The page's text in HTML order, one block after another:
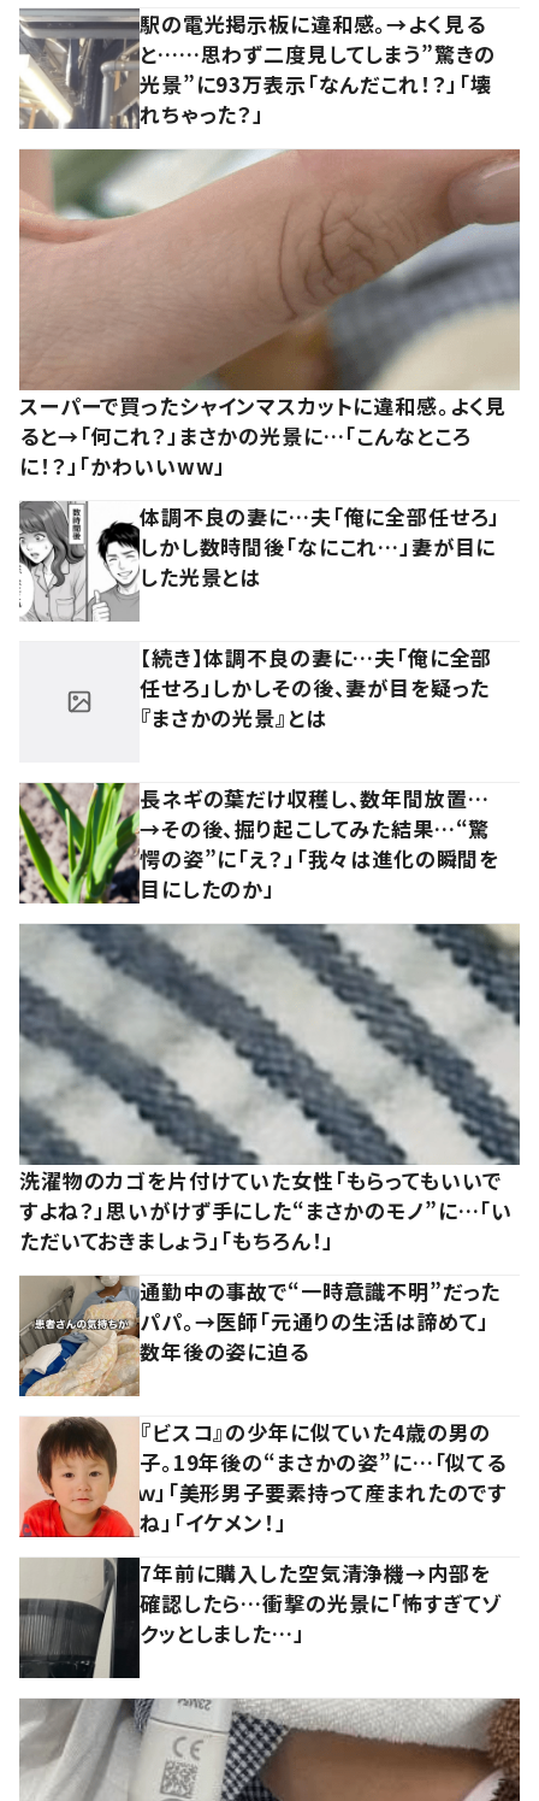
駅の電光掲示板に違和感。→よく見る
と……思わず二度見してしまう”驚きの
光景”に93万表示「なんだこれ！？」「壊
れちゃった？」
スーパーで買ったシャインマスカットに違和感。よく見
ると→「何これ？」まさかの光景に…「こんなところ
に！？」「かわいいww」
体調不良の妻に…夫「俺に全部任せろ」
しかし数時間後「なにこれ…」妻が目に
した光景とは
【続き】体調不良の妻に…夫「俺に全部
任せろ」しかしその後、妻が目を疑った
『まさかの光景』とは
長ネギの葉だけ収穫し、数年間放置…
→その後、掘り起こしてみた結果…“驚
愕の姿”に「え？」「我々は進化の瞬間を
目にしたのか」
洗濯物のカゴを片付けていた女性「もらってもいいで
すよね？」思いがけず手にした“まさかのモノ”に…「い
ただいておきましょう」「もちろん！」
通勤中の事故で“一時意識不明”だった
パパ。→医師「元通りの生活は諦めて」
数年後の姿に迫る
『ビスコ』の少年に似ていた4歳の男の
子。19年後の“まさかの姿”に…「似てる
ｗ」「美形男子要素持って産まれたのです
ね」「イケメン！」
7年前に購入した空気清浄機→内部を
確認したら…衝撃の光景に「怖すぎてゾ
クッとしました…」